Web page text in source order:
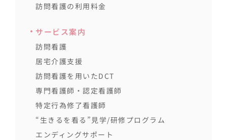
訪問看護の利用料金
サービス案内
訪問看護
居宅介護支援
訪問看護を用いたDCT
専門看護師・認定看護師
特定行為修了看護師
“生きるを看る”見学/研修プログラム
エンディングサポート